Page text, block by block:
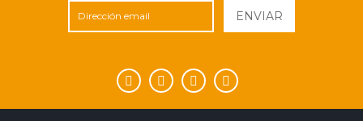
ENVIAR